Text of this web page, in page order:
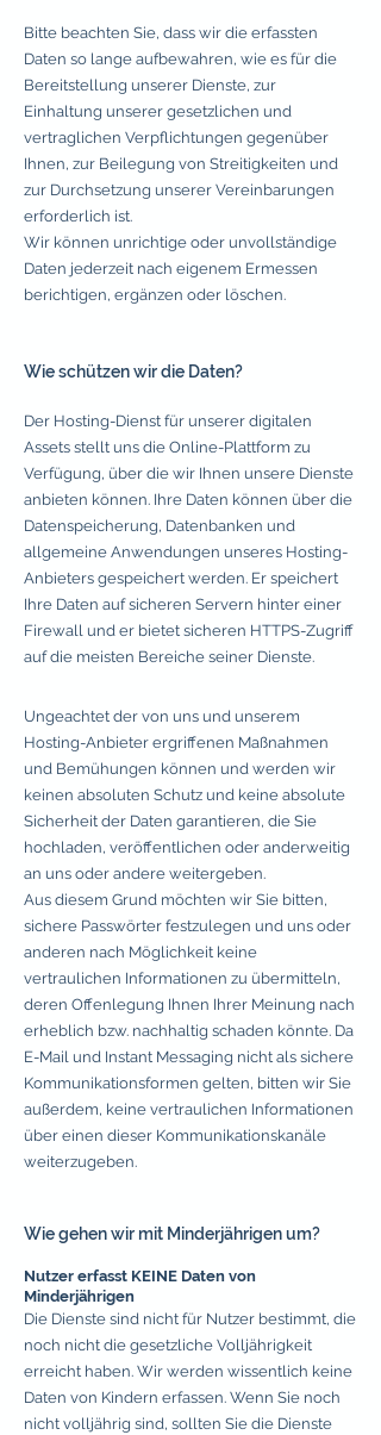
Bitte beachten Sie, dass wir die erfassten
Daten so lange aufbewahren, wie es für die
Bereitstellung unserer Dienste, zur
Einhaltung unserer gesetzlichen und
vertraglichen Verpflichtungen gegenüber
Ihnen, zur Beilegung von Streitigkeiten und
zur Durchsetzung unserer Vereinbarungen
erforderlich ist.
Wir können unrichtige oder unvollständige
Daten jederzeit nach eigenem Ermessen
berichtigen, ergänzen oder löschen.
Wie schützen wir die Daten?
Der Hosting-Dienst für unserer digitalen
Assets stellt uns die Online-Plattform zu
Verfügung, über die wir Ihnen unsere Dienste
anbieten können. Ihre Daten können über die
Datenspeicherung, Datenbanken und
allgemeine Anwendungen unseres Hosting-
Anbieters gespeichert werden. Er speichert
Ihre Daten auf sicheren Servern hinter einer
Firewall und er bietet sicheren HTTPS-Zugriff
auf die meisten Bereiche seiner Dienste.
Ungeachtet der von uns und unserem
Hosting-Anbieter ergriffenen Maßnahmen
und Bemühungen können und werden wir
keinen absoluten Schutz und keine absolute
Sicherheit der Daten garantieren, die Sie
hochladen, veröffentlichen oder anderweitig
an uns oder andere weitergeben.
Aus diesem Grund möchten wir Sie bitten,
sichere Passwörter festzulegen und uns oder
anderen nach Möglichkeit keine
vertraulichen Informationen zu übermitteln,
deren Offenlegung Ihnen Ihrer Meinung nach
erheblich bzw. nachhaltig schaden könnte. Da
E-Mail und Instant Messaging nicht als sichere
Kommunikationsformen gelten, bitten wir Sie
außerdem, keine vertraulichen Informationen
über einen dieser Kommunikationskanäle
weiterzugeben.
Wie gehen wir mit Minderjährigen um?
Nutzer erfasst KEINE Daten von
Minderjährigen
Die Dienste sind nicht für Nutzer bestimmt, die
noch nicht die gesetzliche Volljährigkeit
erreicht haben. Wir werden wissentlich keine
Daten von Kindern erfassen. Wenn Sie noch
nicht volljährig sind, sollten Sie die Dienste